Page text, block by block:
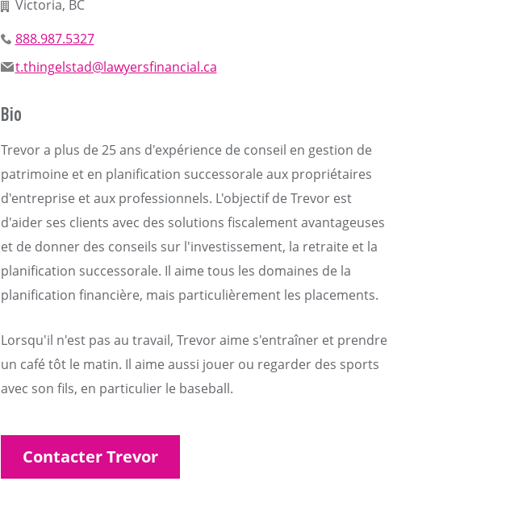
Victoria, BC
888.987.5327
t.thingelstad@lawyersfinancial.ca
Bio
Trevor a plus de 25 ans d'expérience de conseil en gestion de
patrimoine et en planification successorale aux propriétaires
d'entreprise et aux professionnels. L'objectif de Trevor est
d'aider ses clients avec des solutions fiscalement avantageuses
et de donner des conseils sur l'investissement, la retraite et la
planification successorale. Il aime tous les domaines de la
planification financière, mais particulièrement les placements.
Lorsqu'il n'est pas au travail, Trevor aime s'entraîner et prendre
un café tôt le matin. Il aime aussi jouer ou regarder des sports
avec son fils, en particulier le baseball.
Contacter Trevor